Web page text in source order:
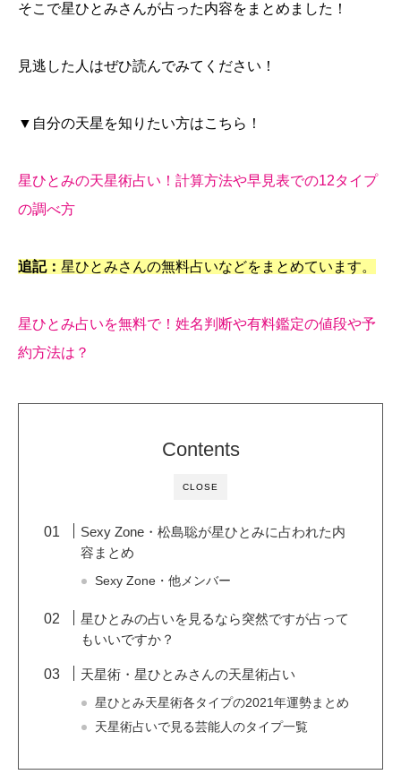
そこで星ひとみさんが占った内容をまとめました！
見逃した人はぜひ読んでみてください！
▼自分の天星を知りたい方はこちら！
星ひとみの天星術占い！計算方法や早見表での12タイプ
の調べ方
追記： 星ひとみさんの無料占いなどをまとめています。
星ひとみ占いを無料で！姓名判断や有料鑑定の値段や予
約方法は？
CLOSE
Contents
Sexy Zone・松島聡が星ひとみに占われた内
容まとめ
Sexy Zone・他メンバー
星ひとみの占いを見るなら突然ですが占って
もいいですか？
天星術・星ひとみさんの天星術占い
星ひとみ天星術各タイプの2021年運勢まとめ
天星術占いで見る芸能人のタイプ一覧